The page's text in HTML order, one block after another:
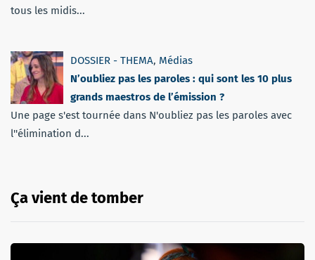
tous les midis...
DOSSIER - THEMA, Médias
N’oubliez pas les paroles : qui sont les 10 plus
grands maestros de l’émission ?
Une page s'est tournée dans N'oubliez pas les paroles avec
l''élimination d...
Ça vient de tomber